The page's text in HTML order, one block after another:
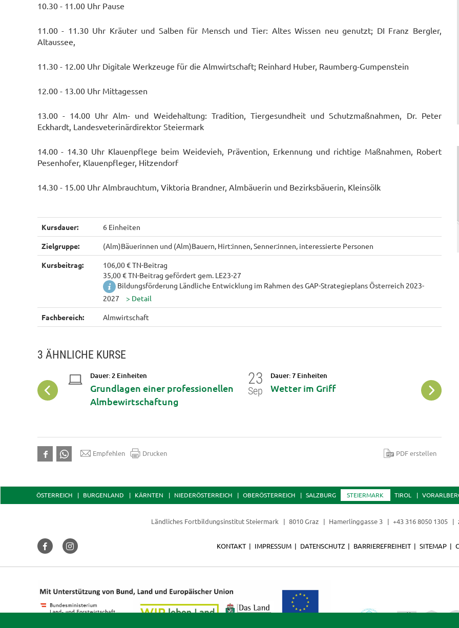
10.30 - 11.00 Uhr Pause
11.00 - 11.30 Uhr Kräuter und Salben für Mensch und Tier: Altes Wissen neu genutzt; DI Franz Bergler,
Altaussee,
11.30 - 12.00 Uhr Digitale Werkzeuge für die Almwirtschaft; Reinhard Huber, Raumberg-Gumpenstein
12.00 - 13.00 Uhr Mittagessen
13.00 - 14.00 Uhr Alm- und Weidehaltung: Tradition, Tiergesundheit und Schutzmaßnahmen, Dr. Peter
Eckhardt, Landesveterinärdirektor Steiermark
14.00 - 14.30 Uhr Klauenpflege beim Weidevieh, Prävention, Erkennung und richtige Maßnahmen, Robert
Pesenhofer, Klauenpfleger, Hitzendorf
14.30 - 15.00 Uhr Almbrauchtum, Viktoria Brandner, Almbäuerin und Bezirksbäuerin, Kleinsölk
Kursdauer: 6 Einheiten
Zielgruppe: (Alm)Bäuerinnen und (Alm)Bauern, Hirt:innen, Senner:innen, interessierte Personen
Kursbeitrag:
106,00 € TN-Beitrag
35,00 € TN-Beitrag gefördert gem. LE23-27
Bildungsförderung Ländliche Entwicklung im Rahmen des GAP-Strategieplans Österreich 2023-
2027
Fachbereich: Almwirtschaft
3 ÄHNLICHE KURSE
Dauer: 2 Einheiten
Grundlagen einer professionellen
Almbewirtschaftung
23
Sep
Dauer: 7 Einheiten
Wetter im Griff
01
Jun
Empfehlen Drucken PDF erstellen
ÖSTERREICH BURGENLAND KÄRNTEN NIEDERÖSTERREICH OBERÖSTERREICH SALZBURG STEIERMARK TIROL
Ländliches Fortbildungsinstitut Steiermark 8010 Graz Hamerlinggasse 3 +43 316 8050 1305
KONTAKT IMPRESSUM DATENSCHUTZ BARRIEREFREIHEIT SITEMAP